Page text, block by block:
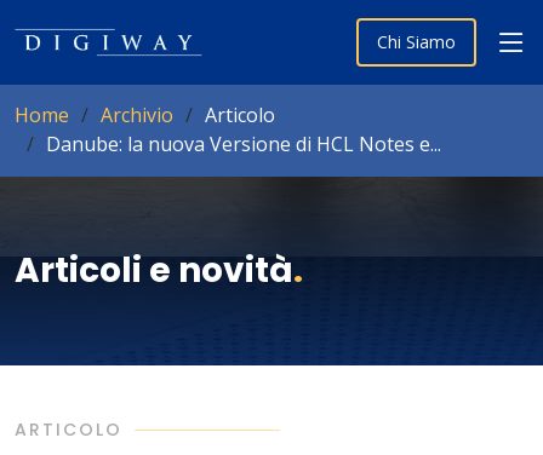
Chi Siamo
Home Archivio
Articolo
Danube: la nuova Versione di HCL Notes e...
Articoli e novità.
ARTICOLO